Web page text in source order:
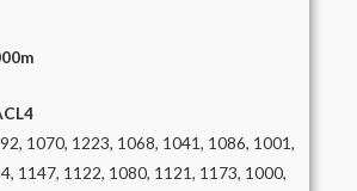
1070, 1223, 1068, 1041, 1086, 1001,
1147, 1122, 1080, 1121, 1173, 1000,